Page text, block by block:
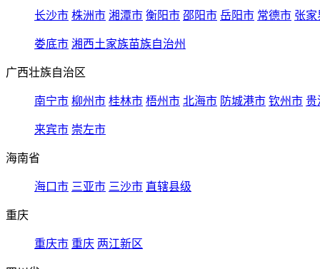
长沙市 株洲市 湘潭市 衡阳市 邵阳市 岳阳市 常德市 张家
娄底市 湘西土家族苗族自治州
广西壮族自治区
南宁市 柳州市 桂林市 梧州市 北海市 防城港市 钦州市 贵
来宾市 崇左市
海南省
海口市 三亚市 三沙市 直辖县级
重庆
重庆市 重庆 两江新区